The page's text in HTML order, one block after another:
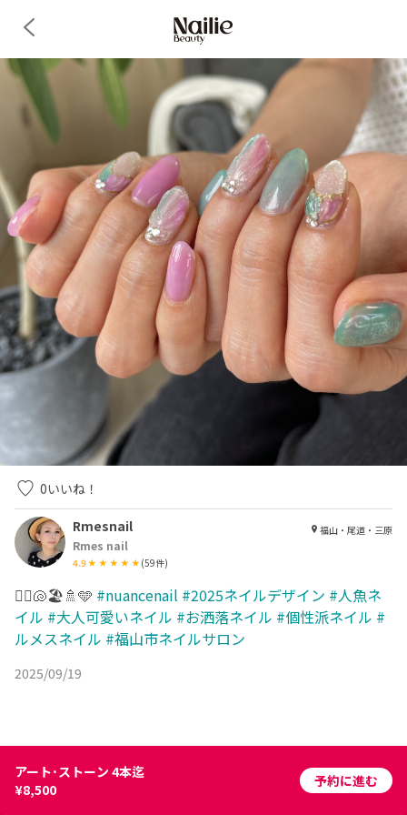
0いいね！
Rmesnail
Rmes nail
4.9 (59件)
福山・尾道・三原
🧜‍♀️🐚🏖️🚿🩵 #nuancenail #2025ネイルデザイン #人魚ネ
イル #大人可愛いネイル #お洒落ネイル #個性派ネイル #
ルメスネイル #福山市ネイルサロン
2025/09/19
アート･ストーン 4本迄
¥8,500
予約に進む